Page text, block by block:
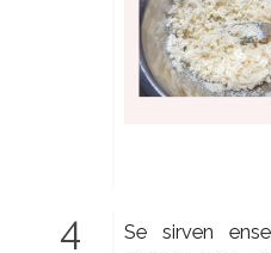
Se sirven